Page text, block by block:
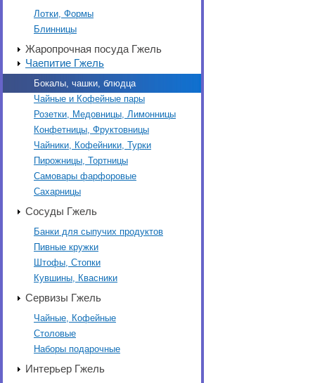
Лотки, Формы
Блинницы
Жаропрочная посуда Гжель
Чаепитие Гжель
Бокалы, чашки, блюдца
Чайные и Кофейные пары
Розетки, Медовницы, Лимонницы
Конфетницы, Фруктовницы
Чайники, Кофейники, Турки
Пирожницы, Тортницы
Самовары фарфоровые
Сахарницы
Сосуды Гжель
Банки для сыпучих продуктов
Пивные кружки
Штофы, Стопки
Кувшины, Квасники
Сервизы Гжель
Чайные, Кофейные
Столовые
Наборы подарочные
Интерьер Гжель